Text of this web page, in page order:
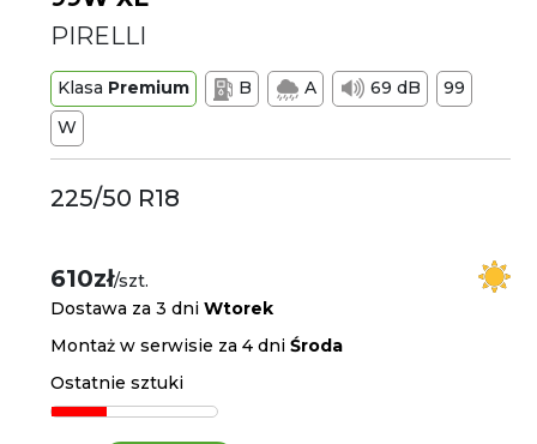
PIRELLI
Klasa Premium B A 69 dB
99
W
225/50 R18
610zł/szt.
Dostawa za 3 dniWtorek
Montaż w serwisie za 4 dniŚroda
Ostatnie sztuki